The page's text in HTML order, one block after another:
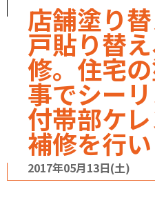
店舗塗り
戸貼り替
修。住宅
事でシーリ
付帯部ケ
補修を行
2017年05月13日(土)